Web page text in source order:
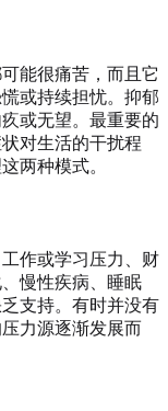
能很痛苦，而且它
或持续担忧。抑郁
或无望。最重要的
对生活的干扰程
两种模式。
作或学习压力、财
慢性疾病、睡眠
支持。有时并没有
力源逐渐发展而